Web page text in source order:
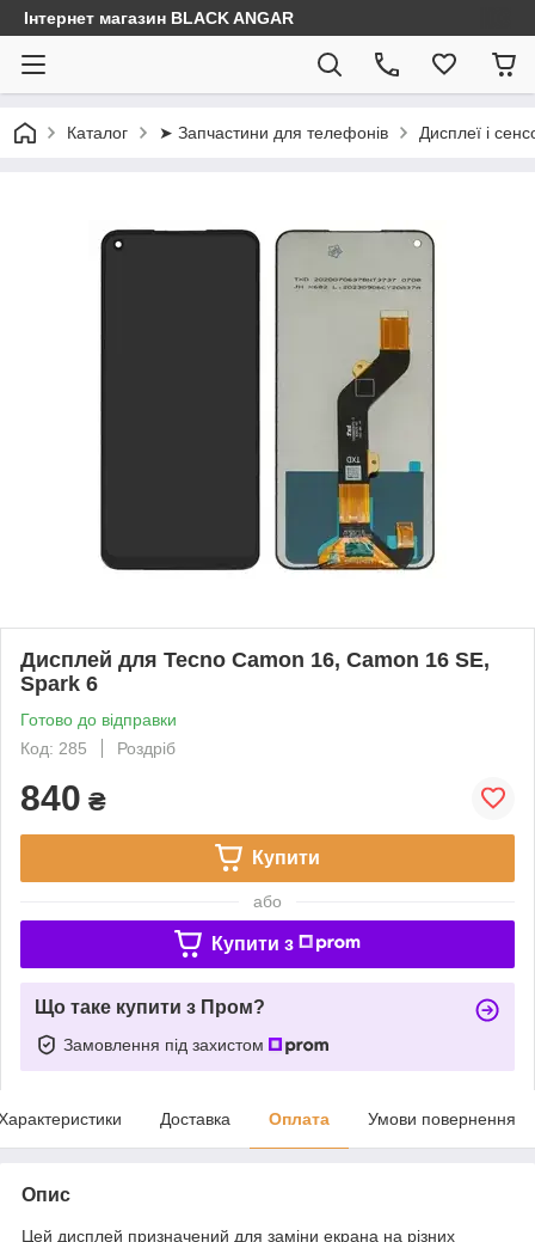
Інтернет магазин BLACK ANGAR
Каталог ➤ Запчастини для телефонів Дисплеї і
Дисплей для Tecno Camon 16, Camon 16 SE,
Spark 6
Готово до відправки
Код: 285
Роздріб
840 ₴
Купити
або
Купити з
Що таке купити з Пром?
Замовлення під захистом
Доставка Оплата Умови повернення
Опис
Цей дисплей призначений для заміни екрана на різних